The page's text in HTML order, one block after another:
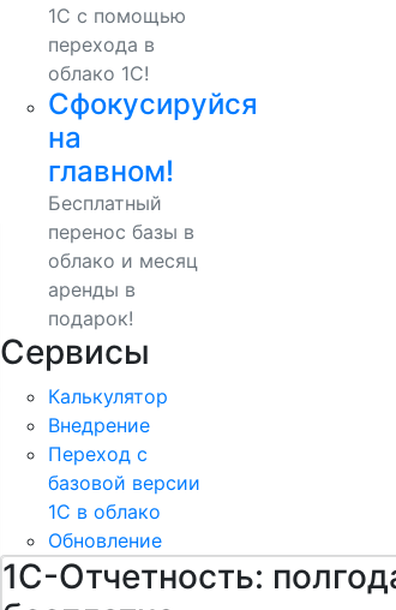
1С с помощью
перехода в
облако 1С!
Сфокусируйся
на
главном!
Бесплатный
перенос базы в
облако и месяц
аренды в
подарок!
Сервисы
Калькулятор
Внедрение
Переход с
базовой версии
1С в облако
Обновление
1С-Отчетность: